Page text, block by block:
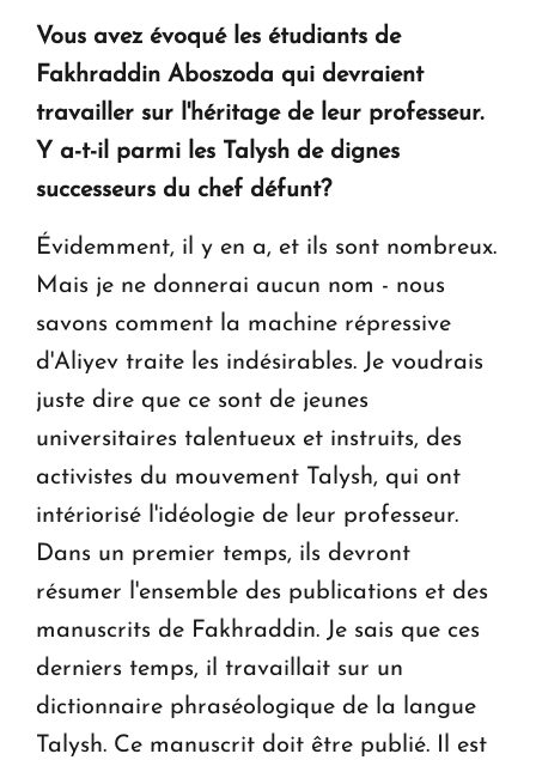
Vous avez évoqué les étudiants de
Fakhraddin Aboszoda qui devraient
travailler sur l'héritage de leur professeur.
Y a-t-il parmi les Talysh de dignes
successeurs du chef défunt?
Évidemment, il y en a, et ils sont nombreux.
Mais je ne donnerai aucun nom - nous
savons comment la machine répressive
d'Aliyev traite les indésirables. Je voudrais
juste dire que ce sont de jeunes
universitaires talentueux et instruits, des
activistes du mouvement Talysh, qui ont
intériorisé l'idéologie de leur professeur.
Dans un premier temps, ils devront
résumer l'ensemble des publications et des
manuscrits de Fakhraddin. Je sais que ces
derniers temps, il travaillait sur un
dictionnaire phraséologique de la langue
Talysh. Ce manuscrit doit être publié. Il est